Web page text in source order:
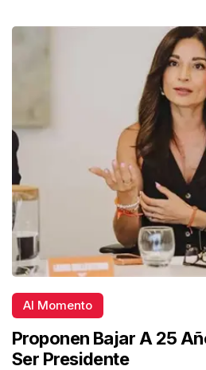
Al Momento
Proponen Bajar A 25
Ser Presidente